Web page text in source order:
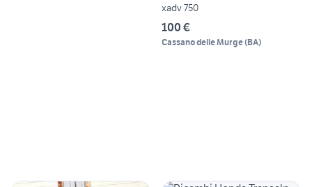
xadv 750
100 €
Cassano delle Murge(BA)